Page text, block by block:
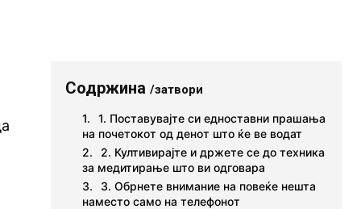
Содржина/затвори
1. Поставувајте си едноставни прашања
на почетокот од денот што ќе ве водат
2. Култивирајте и држете се до техника
за медитирање што ви одговара
3. Обрнете внимание на повеќе нешта
наместо само на телефонот